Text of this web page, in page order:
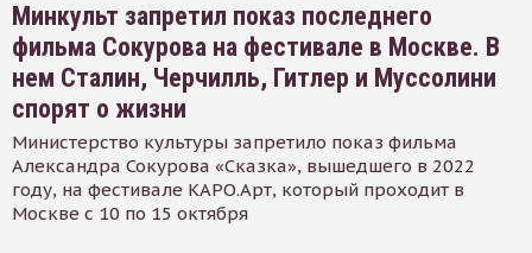
Минкульт запретил показ последнего
фильма Сокурова на фестивале в Москве. В
нем Сталин, Черчилль, Гитлер и Муссолини
спорят о жизни
Министерство культуры запретило показ фильма
Александра Сокурова «Сказка», вышедшего в 2022
году, на фестивале КАРО.Арт, который проходит в
Москве с 10 по 15 октября